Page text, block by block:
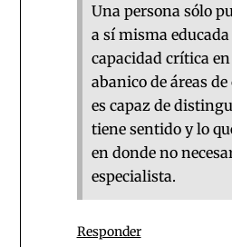
Una persona sólo
a sí misma
capacidad crítica
abanico de áreas
es capaz de
tiene sentido y lo
en donde no
especialista.
Responder